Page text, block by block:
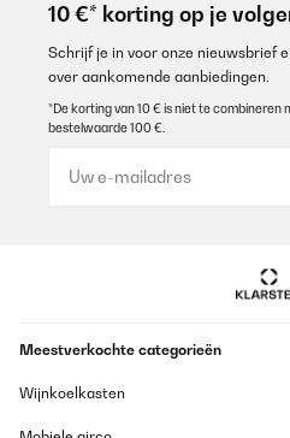
10 €* korting op je
Schrijf je in voor onze nieuwsbrief
over aankomende aanbiedingen.
*De korting van 10 € is niet te combineren
bestelwaarde 100 €.
Meestverkochte categorieën
Wijnkoelkasten